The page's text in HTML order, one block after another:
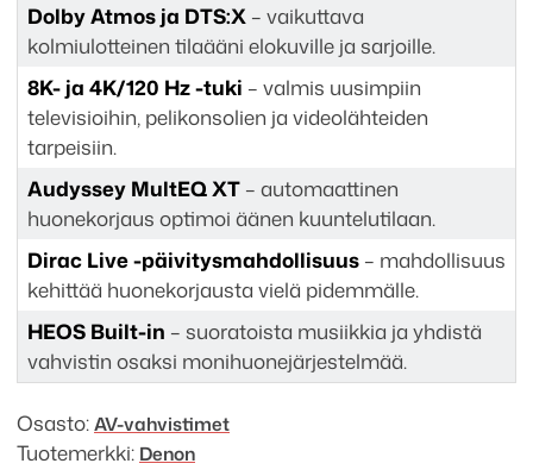
Dolby Atmos ja DTS:X – vaikuttava
kolmiulotteinen tilaääni elokuville ja sarjoille.
8K- ja 4K/120 Hz -tuki – valmis uusimpiin
televisioihin, pelikonsolien ja videolähteiden
tarpeisiin.
Audyssey MultEQ XT – automaattinen
huonekorjaus optimoi äänen kuuntelutilaan.
Dirac Live -päivitysmahdollisuus – mahdollisuus
kehittää huonekorjausta vielä pidemmälle.
HEOS Built-in – suoratoista musiikkia ja yhdistä
vahvistin osaksi monihuonejärjestelmää.
Osasto:AV-vahvistimet
Tuotemerkki: Denon